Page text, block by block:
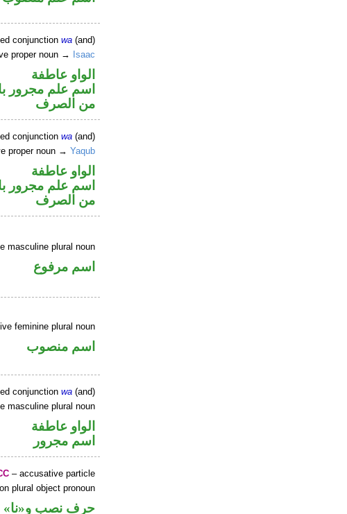
conjunctionwa (and)
proper noun → Isaac
الواو عاطفة
اسم علم مجرور
من الصرف
conjunctionwa (and)
proper noun →Yaqub
الواو عاطفة
اسم علم مجرور
من الصرف
masculine plural noun
اسم مرفوع
feminine plural noun
اسم منصوب
conjunctionwa (and)
masculine plural noun
الواو عاطفة
اسم مجرور
– accusative particle
plural object pronoun
حرف نصب